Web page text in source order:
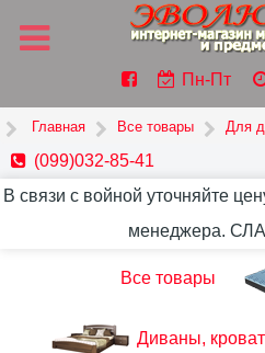
Пн-Пт
Главная Все товары Для
(099)032-85-41
В связи с войной уточняйте
менеджера.
Все товары
Диваны,